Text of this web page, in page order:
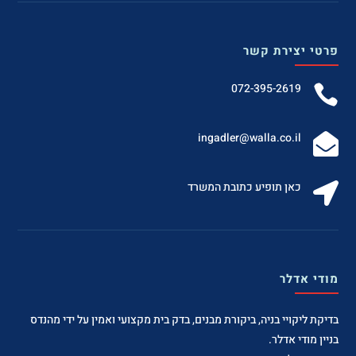
פרטי יצירת קשר

072-395-2619

‫ingadler@walla.co.il‬
 כאן תופיע כתובת המשרד
מודי אדלר
בדיקת ליקויי בניה, ביקורת מבנים, בדק בית מקצועי ואמין על ידי מהנדס
בניין מודי אדלר.